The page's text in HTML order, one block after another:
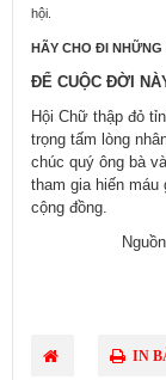
hội.
HÃY CHO ĐI
ĐỂ CUỘC ĐỜI
Hội Chữ thập đỏ
trọng tấm lòng
chúc quý ông bà
tham gia hiến máu
cộng đồng.
Nguồn:
IN